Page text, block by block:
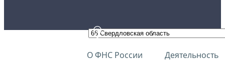
О ФНС России Деятельность